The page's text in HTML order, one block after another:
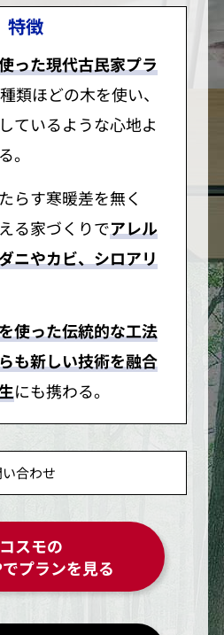
特徴
った現代古民家プラ
類ほどの木を使い、
ているような心地よ
。
らす寒暖差を無く
る家づくりでアレル
ニやカビ、シロアリ
使った伝統的な工法
も新しい技術を融合
にも携わる。
合わせ
コスモの
プランを見る